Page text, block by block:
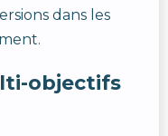
dans les
objectifs